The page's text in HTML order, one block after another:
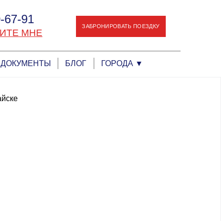
ЗАБРОНИРОВАТЬ ПОЕЗДКУ
67-91
МНЕ
ДОКУМЕНТЫ БЛОГ ГОРОДА ▼